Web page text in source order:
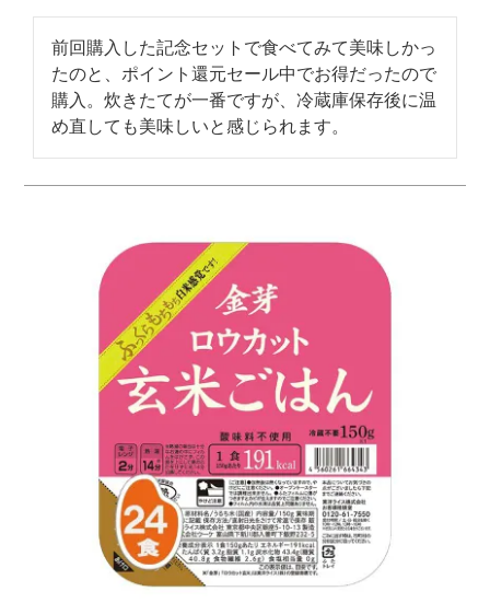
前回購入した記念セットで食べてみて美味しかっ
たのと、ポイント還元セール中でお得だったので
購入。炊きたてが一番ですが、冷蔵庫保存後に温
め直しても美味しいと感じられます。